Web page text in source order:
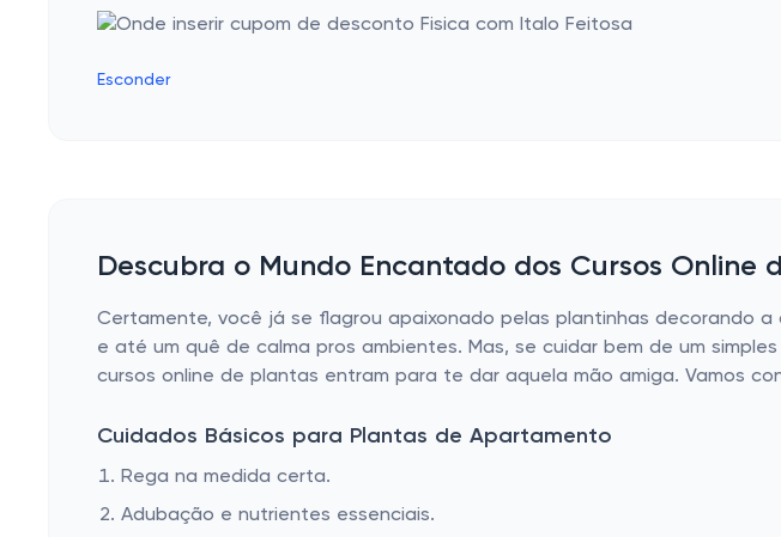
Esconder
Descubra o Mundo Encantado dos Cursos Online
Certamente, você já se flagrou apaixonado pelas plantinhas decorando
e até um quê de calma pros ambientes. Mas, se cuidar bem de um
cursos online de plantas entram para te dar aquela mão amiga. Vamos
Cuidados Básicos para Plantas de Apartamento
Rega na medida certa.
Adubação e nutrientes essenciais.